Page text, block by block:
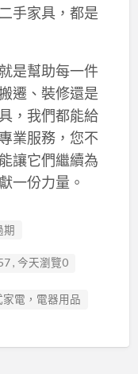
手家具，都是
是幫助每一件
遷、裝修還是
，我們都能給
業服務，您不
讓它們繼續為
一份力量。
期
, 今天瀏覽0
電，電器用品